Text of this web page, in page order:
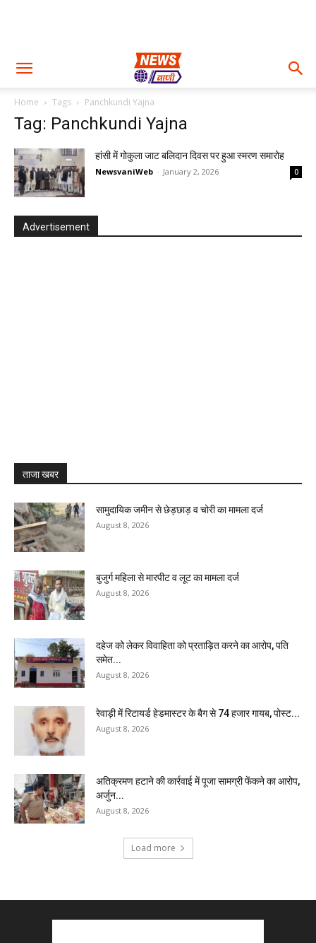
Home Tags Panchkundi Yajna
Tag: Panchkundi Yajna
हांसी में गोकुला जाट बलिदान दिवस पर हुआ स्मरण समारोह
NewsvaniWeb - January 2, 2026 0
Advertisement
ताजा खबर
सामुदायिक जमीन से छेड़छाड़ व चोरी का मामला दर्ज
August 8, 2026
बुजुर्ग महिला से मारपीट व लूट का मामला दर्ज
August 8, 2026
दहेज को लेकर विवाहिता को प्रताड़ित करने का आरोप, पति
समेत...
August 8, 2026
रेवाड़ी में रिटायर्ड हेडमास्टर के बैग से ₹74 हजार गायब, पोस्ट...
August 8, 2026
अतिक्रमण हटाने की कार्रवाई में पूजा सामग्री फेंकने का आरोप,
अर्जुन...
August 8, 2026
Load more